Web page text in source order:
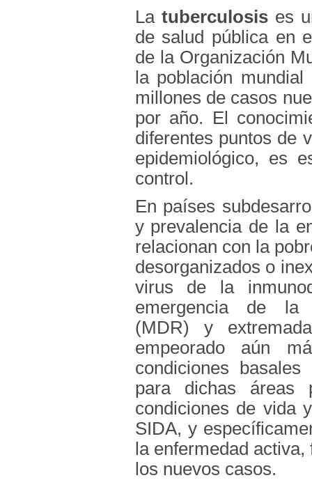
La tuberculosis es
de salud pública en
de la Organización
la población
millones de casos
por año. El
diferentes puntos de
epidemiológico, es
control.
En países
y prevalencia de la
relacionan con la
desorganizados o
virus de la
emergencia de la
(MDR) y
empeorado aún
condiciones
para dichas
condiciones de vida
SIDA, y
la enfermedad
los nuevos casos.